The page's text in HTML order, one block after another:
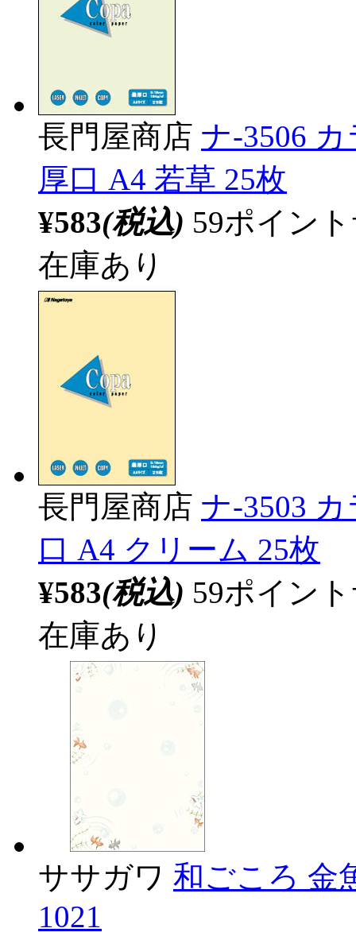
長門屋商店 ナ-3506
厚口 A4 若草 25枚
¥583(税込) 59ポイン
在庫あり
長門屋商店 ナ-3503
口 A4 クリーム 25枚
¥583(税込) 59ポイン
在庫あり
ササガワ 和ごころ 金
1021